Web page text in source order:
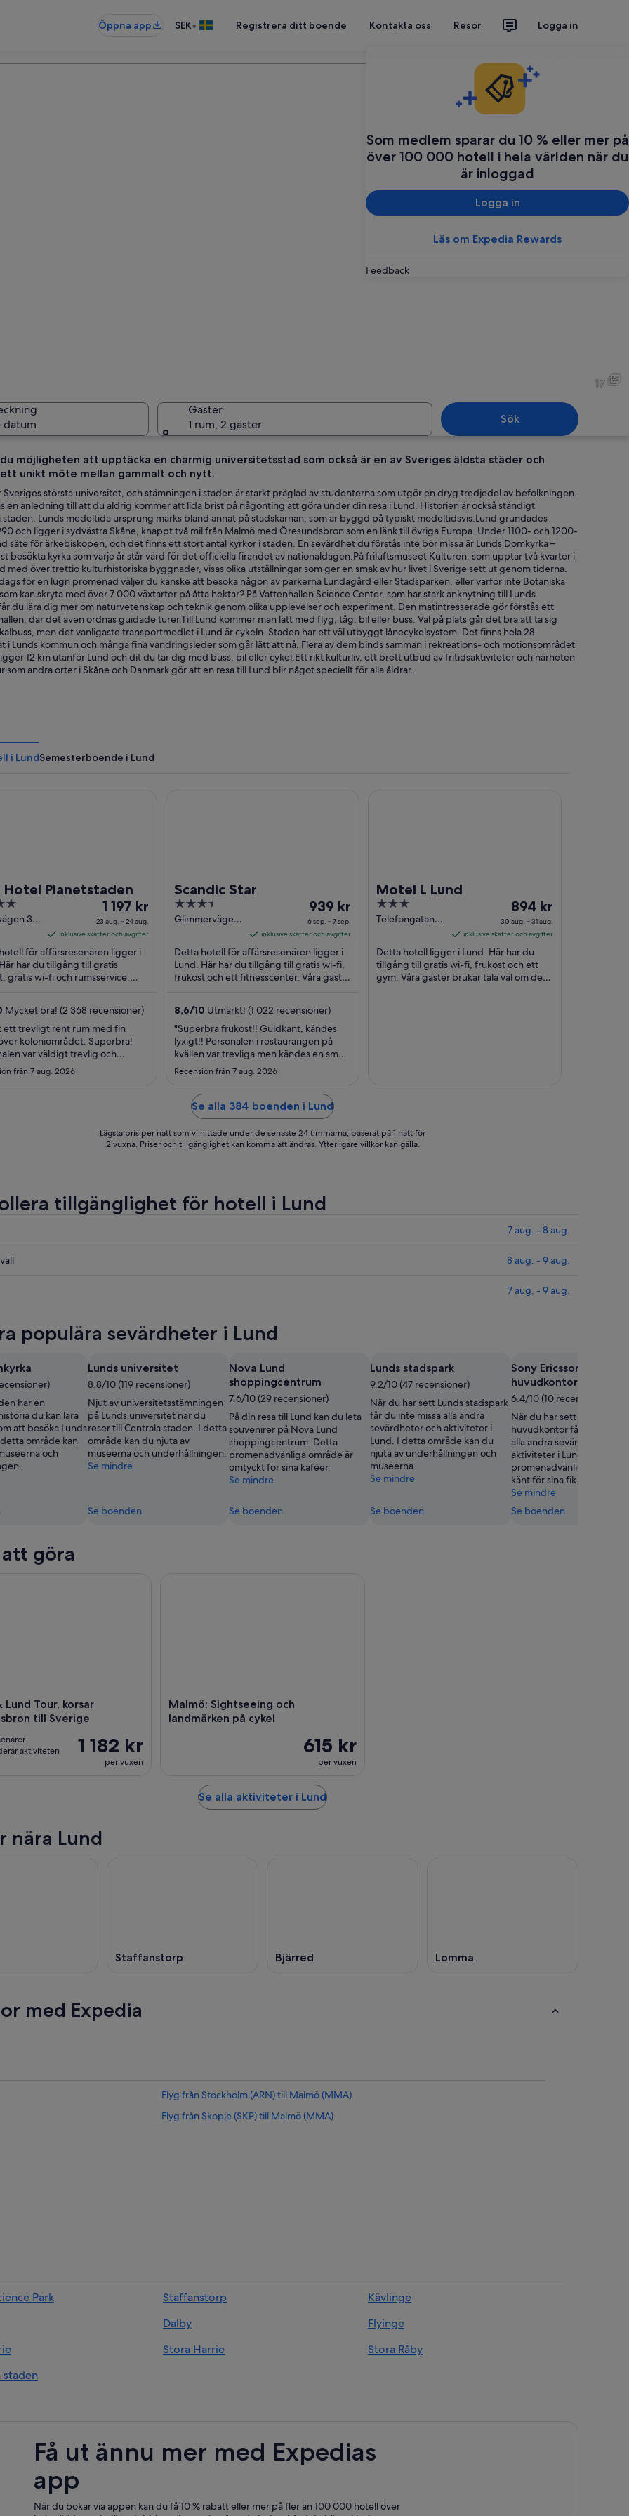
Öppna app SEK• Registrera ditt boende Kontakta oss Resor Logga in
Som medlem sparar du 10 % eller mer på
över 100 000 hotell i hela världen när du
är inloggad
Logga in
Läs om Expedia Rewards
Feedback
två likadana torn, omgiven av kullerstensgator och grönområden.
17
datum
Gäster
1 rum, 2 gäster
Sök
du möjligheten att upptäcka en charmig universitetsstad som också är en av Sveriges äldsta städer och
unikt möte mellan gammalt och nytt.
Sveriges största universitet, och stämningen i staden är starkt präglad av studenterna som utgör en dryg tredjedel av befolkningen.
en anledning till att du aldrig kommer att lida brist på någonting att göra under din resa i Lund. Historien är också ständigt
staden. Lunds medeltida ursprung märks bland annat på stadskärnan, som är byggd på typiskt medeltidsvis.Lund grundades
och ligger i sydvästra Skåne, knappt två mil från Malmö med Öresundsbron som en länk till övriga Europa. Under 1100- och 1200-
säte för ärkebiskopen, och det finns ett stort antal kyrkor i staden. En sevärdhet du förstås inte bör missa är Lunds Domkyrka –
besökta kyrka som varje år står värd för det officiella firandet av nationaldagen.På friluftsmuseet Kulturen, som upptar två kvarter i
med över trettio kulturhistoriska byggnader, visas olika utställningar som ger en smak av hur livet i Sverige sett ut genom tiderna.
för en lugn promenad väljer du kanske att besöka någon av parkerna Lundagård eller Stadsparken, eller varför inte Botaniska
kan skryta med över 7 000 växtarter på åtta hektar? På Vattenhallen Science Center, som har stark anknytning till Lunds
du lära dig mer om naturvetenskap och teknik genom olika upplevelser och experiment. Den matintresserade gör förstås ett
där det även ordnas guidade turer.Till Lund kommer man lätt med flyg, tåg, bil eller buss. Väl på plats går det bra att ta sig
men det vanligaste transportmedlet i Lund är cykeln. Staden har ett väl utbyggt lånecykelsystem. Det finns hela 28
i Lunds kommun och många fina vandringsleder som går lätt att nå. Flera av dem binds samman i rekreations- och motionsområdet
12 km utanför Lund och dit du tar dig med buss, bil eller cykel.Ett rikt kulturliv, ett brett utbud av fritidsaktiviteter och närheten
som andra orter i Skåne och Danmark gör att en resa till Lund blir något speciellt för alla åldrar.
i LundSemesterboende i Lund
Hotel Planetstaden
38
Priset
är
1 197 kr
per
natt
mellan
aug.
och
24
aug.
1 197 kr
23 aug. – 24 aug.
inklusive skatter och avgifter
för affärsresenären ligger i
har du tillgång till gratis
gratis wi-fi och rumsservice.
Mycket bra! (2 368 recensioner)
ett trevligt rent rum med fin
koloniområdet. Superbra!
var väldigt trevlig och
Tyvärr (i vår smak) så är
lite för stort och då blir en
från 7 aug. 2026
Scandic Star
3.5
out
5
Glimmervägen
Priset
är
939 kr
per
natt
mellan
sep.
och
7
sep.
939 kr
6 sep. – 7 sep.
inklusive skatter och avgifter
Detta hotell för affärsresenären ligger i
Lund. Här har du tillgång till gratis wi-fi,
frukost och ett fitnesscenter. Våra gäster
8,6/10 Utmärkt! (1 022 recensioner)
"Superbra frukost!! Guldkant, kändes
lyxigt!! Personalen i restaurangen på
kvällen var trevliga men kändes en smula
stressade utan att det var mycket folk.
Ville duka av innan vi var klara och
frågade inte om vi ville ha nåt mer att
dricka eller beställa efterrätt. God mat!
Smidig parkering."
Recension från 7 aug. 2026
Motel L Lund
3
out
5
Telefongatan
Priset
är
894 kr
per
natt
mellan
894 kr
30 aug. – 31 aug.
inklusive skatter och avgifter
Detta hotell ligger i Lund. Här har du
tillgång till gratis wi-fi, frukost och ett
gym. Våra gäster brukar tala väl om den
Se alla 384 boenden i Lund
Lägsta pris per natt som vi hittade under de senaste 24 timmarna, baserat på 1 natt för
2 vuxna. Priser och tillgänglighet kan komma att ändras. Ytterligare villkor kan gälla.
tillgänglighet för hotell i Lund
7 aug. - 8 aug.
8 aug. - 9 aug.
7 aug. - 9 aug.
populära sevärdheter i Lund
har en
du kan lära
att besöka Lunds
område kan
och
Lunds universitet
8.8/10 (119 recensioner)
Njut av universitetsstämningen
på Lunds universitet när du
reser till Centrala staden. I detta
område kan du njuta av
museerna och underhållningen.
Se mindre
Se boenden
Nova Lund
shoppingcentrum
7.6/10 (29 recensioner)
På din resa till Lund kan du leta
souvenirer på Nova Lund
shoppingcentrum. Detta
promenadvänliga område är
omtyckt för sina kaféer.
Se mindre
Se boenden
Lunds stadspark
9.2/10 (47 recensioner)
När du har sett Lunds stadspark
får du inte missa alla andra
sevärdheter och aktiviteter i
Lund. I detta område kan du
njuta av underhållningen och
museerna.
Se mindre
Se boenden
Sony Ericssons
huvudkontor
6.4/10 (10 recensioner)
När du har sett Sony
huvudkontor får du inte
alla andra sevärdheter och
aktiviteter i Lund. Detta
promenadvänliga område
känt för sina fik.
Se mindre
Se boenden
göra
Lund Tour, korsar
till Sverige
1 182 kr
per vuxen
aktiviteten
Malmö: Sightseeing och
landmärken på cykel
615 kr
per vuxen
Se alla aktiviteter i Lund
nära Lund
Staffanstorp Bjärred Lomma
med Expedia
Flyg från Stockholm (ARN) till Malmö (MMA)
Flyg från Skopje (SKP) till Malmö (MMA)
Park Staffanstorp
Kävlinge
Dalby
Flyinge
Stora Harrie
Stora Råby
staden
Få ut ännu mer med Expedias
app
När du bokar via appen kan du få 10 % rabatt eller mer på fler än 100 000 hotell över